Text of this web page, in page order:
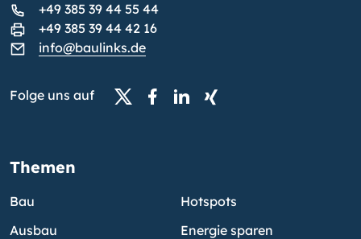
+49 385 39 44 55 44
+49 385 39 44 42 16
info@baulinks.de
Folge uns auf
Themen
Bau
Ausbau
Hotspots
Energie sparen